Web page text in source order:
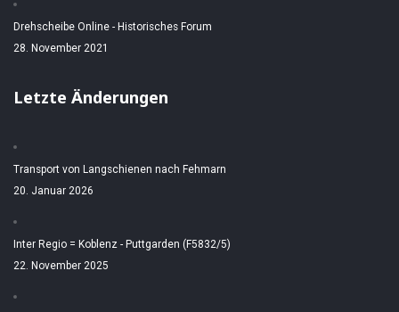
Drehscheibe Online - Historisches Forum
28. November 2021
Letzte Änderungen
Transport von Langschienen nach Fehmarn
20. Januar 2026
Inter Regio = Koblenz - Puttgarden (F5832/5)
22. November 2025